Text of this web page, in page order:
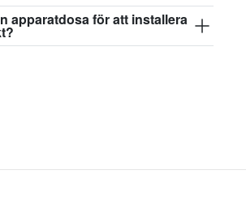
apparatdosa för att installera